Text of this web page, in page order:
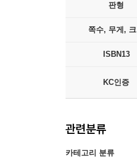
판형
쪽수, 무게, 크
ISBN13
KC인증
관련분류
카테고리 분류